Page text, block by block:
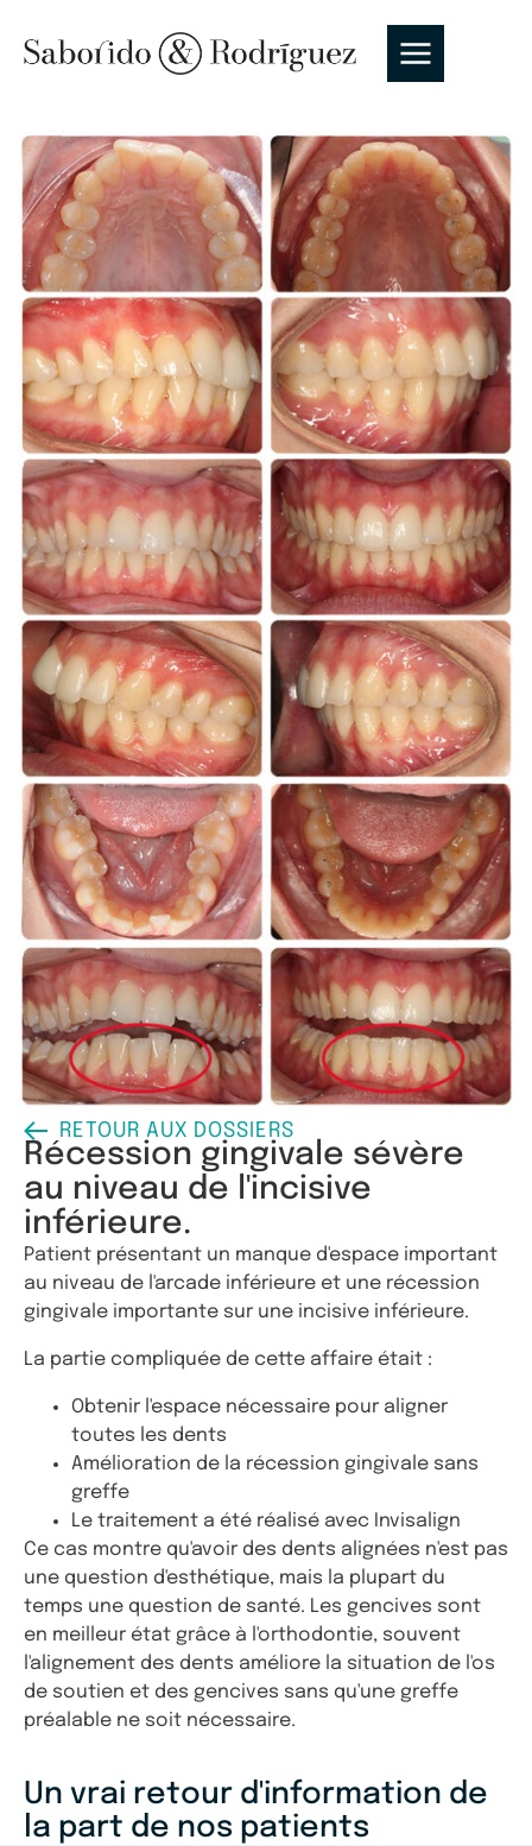
RETOUR AUX DOSSIERS
Récession gingivale sévère
au niveau de l'incisive
inférieure.
Patient présentant un manque d'espace important
au niveau de l'arcade inférieure et une récession
gingivale importante sur une incisive inférieure.
La partie compliquée de cette affaire était :
Obtenir l'espace nécessaire pour aligner
toutes les dents
Amélioration de la récession gingivale sans
greffe
Le traitement a été réalisé avec Invisalign
Ce cas montre qu'avoir des dents alignées n'est pas
une question d'esthétique, mais la plupart du
temps une question de santé. Les gencives sont
en meilleur état grâce à l'orthodontie, souvent
l'alignement des dents améliore la situation de l'os
de soutien et des gencives sans qu'une greffe
préalable ne soit nécessaire.
Un vrai retour d'information de
la part de nos patients